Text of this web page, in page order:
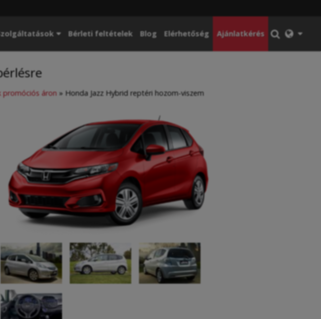
Bérleti feltételek Blog Elérhetőség Ajánlatkérés
promóciós áron » Honda Jazz Hybrid reptéri hozom-viszem